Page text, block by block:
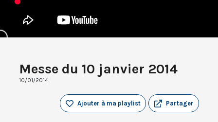
Messe du 10 janvier 2014
10/01/2014
Partager
Ajouter à ma playlist